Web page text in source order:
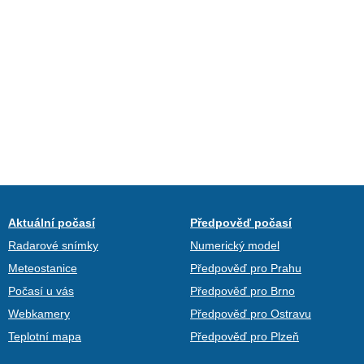
Aktuální počasí
Radarové snímky
Meteostanice
Počasí u vás
Webkamery
Teplotní mapa
Předpověď počasí
Numerický model
Předpověď pro Prahu
Předpověď pro Brno
Předpověď pro Ostravu
Předpověď pro Plzeň